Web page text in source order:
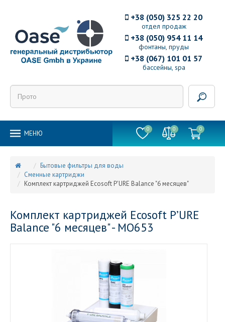
отдел продаж
+38 (050) 325 22 20
фонтаны, пруды
+38 (050) 954 11 14
бассейны, spa
+38 (067) 101 01 57
MEНЮ
0 0 0
Бытовые фильтры для воды
Сменные картриджи
Комплект картриджей Ecosoft P’URE Balance "6 месяцев"
Комплект картриджей Ecosoft P’URE
Balance "6 месяцев" - MO653